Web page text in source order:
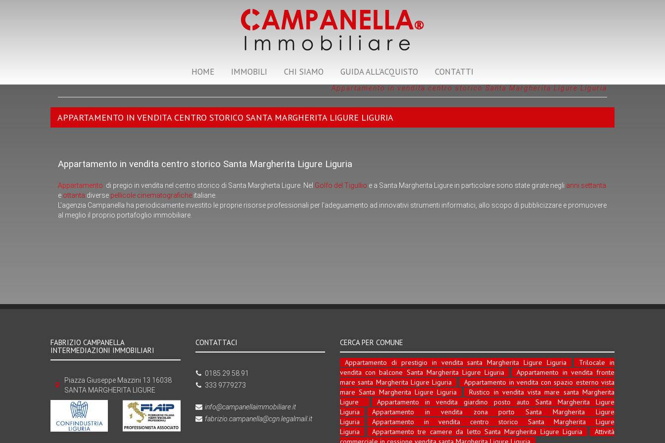
HOME IMMOBILI CHI SIAMO GUIDA ALL'ACQUISTO CONTATTI
Appartamento in vendita centro storico Santa Margherita Ligure Liguria
APPARTAMENTO IN VENDITA CENTRO STORICO SANTA MARGHERITA LIGURE LIGURIA
Appartamento in vendita centro storico Santa Margherita Ligure Liguria
Appartamento di pregio in vendita nel centro storico di Santa Margherta Ligure. Nel Golfo del Tigullio e a Santa Margherita Ligure in particolare sono state girate negli anni settanta
e ottanta diverse pellicole cinematografiche italiane.
L'agenzia Campanella ha periodicamente investito le proprie risorse professionali per l’adeguamento ad innovativi strumenti informatici, allo scopo di pubblicizzare e promuovere
al meglio il proprio portafoglio immobiliare.
FABRIZIO CAMPANELLA
INTERMEDIAZIONI IMMOBILIARI
Piazza Giuseppe Mazzini 13 16038
SANTA MARGHERITA LIGURE
CONTATTACI
0185.29.58.91
333 9779273
info@campanellaimmobiliare.it
fabrizio.campanella@cgn.legalmail.it
CERCA PER COMUNE
Appartamento di prestigio in vendita santa Margherita Ligure Liguria
Trilocale in
vendita con balcone Santa Margherita Ligure Liguria
Appartamento in vendita fronte
mare santa Margherita Ligure Liguria
Appartamento in vendita con spazio esterno vista
mare Santa Margherita Ligure Liguria
Rustico in vendita vista mare santa Margherita
Ligure
Appartamento in vendita giardino posto auto Santa Margherita Ligure
Liguria
Appartamento in vendita zona porto Santa Margherita Ligure
Liguria
Appartamento in vendita centro storico Santa Margherita Ligure
Liguria
Appartamento tre camere da letto Santa Margherita Ligure Liguria
Attività